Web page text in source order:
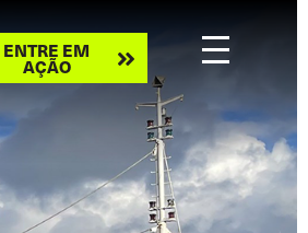
ENTRE EM
AÇÃO